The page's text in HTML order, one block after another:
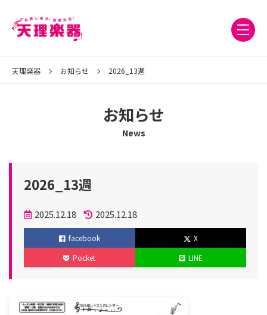
天理楽器 お知らせ 2026_13週
お知らせ
News
2026_13週
投
稿
日
2025.12.18
更
新
2025.12.18
facebook
X
Pocket
LINE